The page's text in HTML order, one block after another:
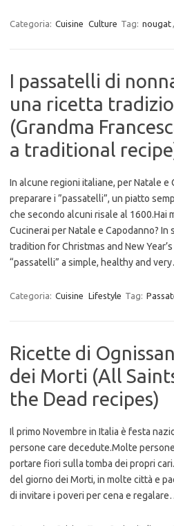
Categoria: Cuisine Culture Tag: nougat
I passatelli di
una ricetta
(Grandma
a traditional
In alcune regioni italiane, per Natale e
preparare i ”passatelli”, un piatto
che secondo alcuni risale al 1600.Hai
Cucinerai per Natale e Capodanno? In
tradition for Christmas and New
“passatelli” a simple, healthy and
Categoria: Cuisine Lifestyle Tag:
Ricette di
dei Morti (All
the Dead recipes)
Il primo Novembre in Italia è festa
persone care decedute.Molte
portare fiori sulla tomba dei propri
del giorno dei Morti, in molte città e
di invitare i poveri per cena e